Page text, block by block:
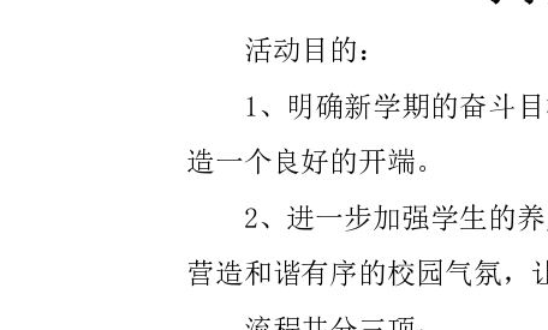
造一个良好的开端。
流程共分三项：
第一项：升旗